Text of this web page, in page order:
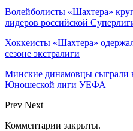
Волейболисты «Шахтера»
лидеров российской
Хоккеисты «Шахтера»
сезоне экстралиги
Минские динамовцы сыграли
Юношеской лиги УЕФА
Prev Next
Комментарии закрыты.